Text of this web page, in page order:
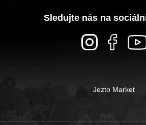
Sledujte nás na
Jezto Market